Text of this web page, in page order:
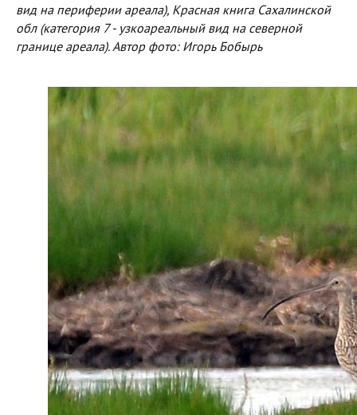
вид на периферии ареала), Красная книга Сахалинской
обл (категория 7 - узкоареальный вид на северной
границе ареала). Автор фото: Игорь Бобырь